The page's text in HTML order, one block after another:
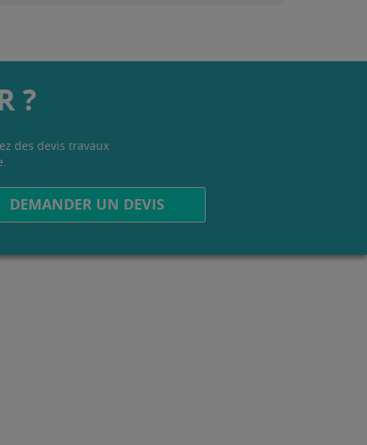
?
des devis travaux
DEMANDER UN DEVIS